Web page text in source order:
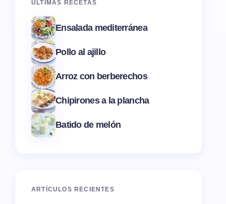
ÚLTIMAS RECETAS
Ensalada mediterránea
Pollo al ajillo
Arroz con berberechos
Chipirones a la plancha
Batido de melón
ARTÍCULOS RECIENTES